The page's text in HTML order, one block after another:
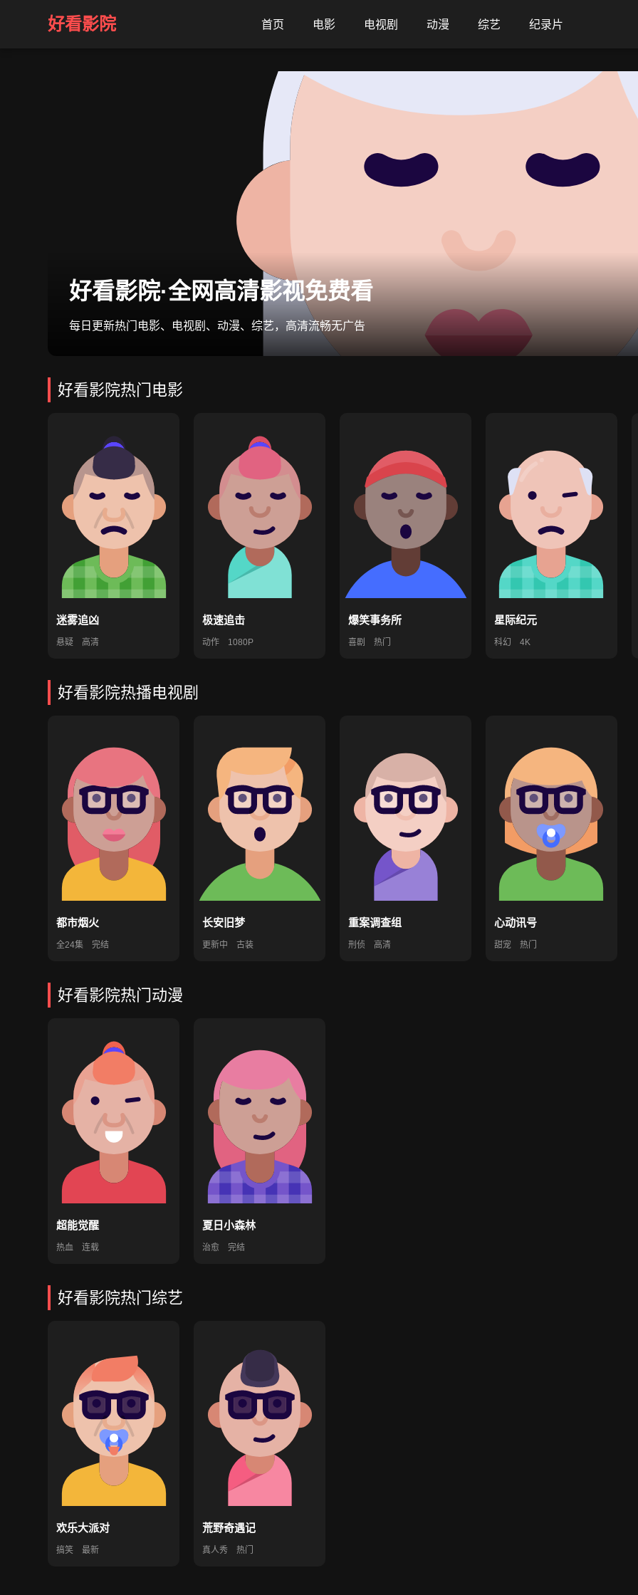
好看影院 首页 电影 电视剧 动漫 综艺 纪录片
好看影院·全网高清影视免费看
每日更新热门电影、电视剧、动漫、综艺，高清流畅无广告
好看影院热门电影
迷雾追凶
悬疑 高清
极速追击
动作 1080P
爆笑事务所
喜剧 热门
星际纪元
科幻 4K
好看影院热播电视剧
都市烟火
全24集 完结
长安旧梦
更新中 古装
重案调查组
刑侦 高清
心动讯号
甜宠 热门
好看影院热门动漫
超能觉醒
热血 连载
夏日小森林
治愈 完结
好看影院热门综艺
欢乐大派对
搞笑 最新
荒野奇遇记
真人秀 热门